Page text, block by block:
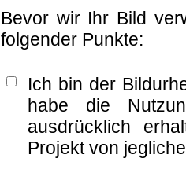
Bevor wir Ihr Bild
folgender Punkte:
Ich bin der
habe die
ausdrücklich
Projekt von